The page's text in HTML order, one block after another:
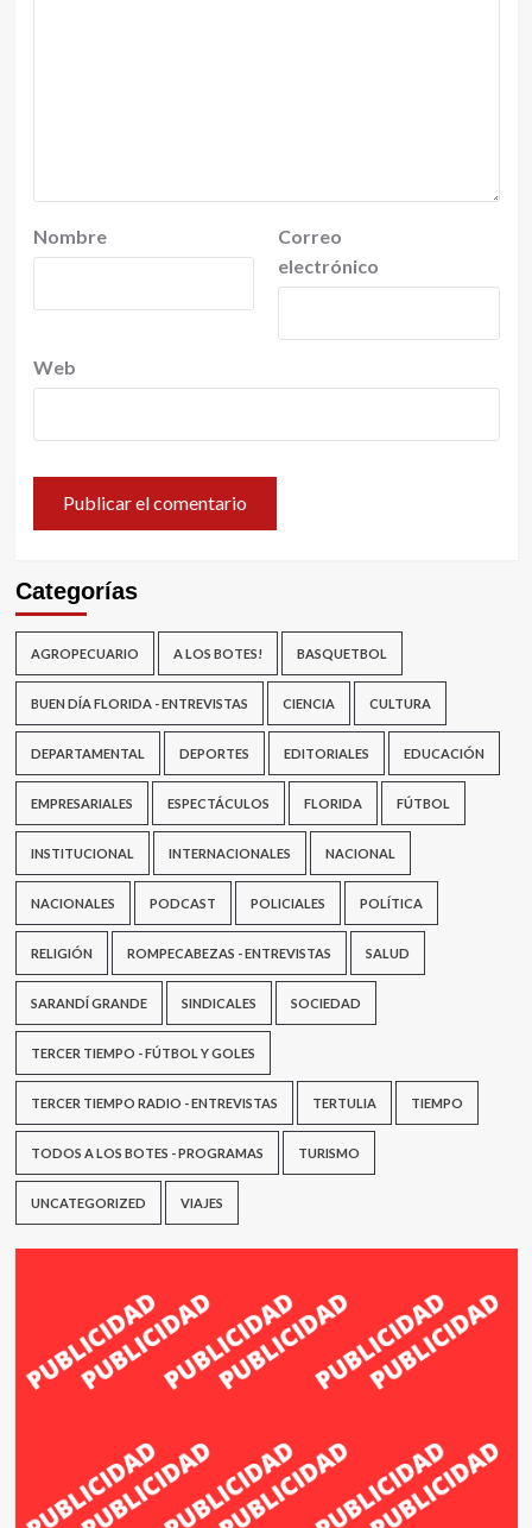
Nombre
Correo
electrónico
Web
Categorías
AGROPECUARIO A LOS BOTES! BASQUETBOL
BUEN DÍA FLORIDA - ENTREVISTAS CIENCIA CULTURA
DEPARTAMENTAL DEPORTES EDITORIALES EDUCACIÓN
EMPRESARIALES ESPECTÁCULOS FLORIDA FÚTBOL
INSTITUCIONAL INTERNACIONALES NACIONAL
NACIONALES PODCAST POLICIALES POLÍTICA
RELIGIÓN ROMPECABEZAS - ENTREVISTAS SALUD
SARANDÍ GRANDE SINDICALES SOCIEDAD
TERCER TIEMPO - FÚTBOL Y GOLES
TERCER TIEMPO RADIO - ENTREVISTAS TERTULIA TIEMPO
TODOS A LOS BOTES - PROGRAMAS TURISMO
UNCATEGORIZED VIAJES